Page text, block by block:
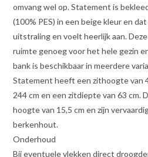
omvang wel op. Statement is
(100% PES) in een beige kleur en
uitstraling en voelt heerlijk aan.
ruimte genoeg voor het hele gezin
bank is beschikbaar in meerdere
Statement heeft een zithoogte van
244 cm en een zitdiepte van 63 cm.
hoogte van 15,5 cm en zijn
berkenhout.
Onderhoud
Bij eventuele vlekken direct